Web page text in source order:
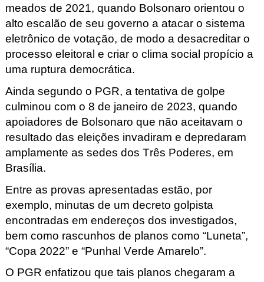
meados de 2021, quando Bolsonaro orientou o
alto escalão de seu governo a atacar o sistema
eletrônico de votação, de modo a desacreditar o
processo eleitoral e criar o clima social propício a
uma ruptura democrática.
Ainda segundo o PGR, a tentativa de golpe
culminou com o 8 de janeiro de 2023, quando
apoiadores de Bolsonaro que não aceitavam o
resultado das eleições invadiram e depredaram
amplamente as sedes dos Três Poderes, em
Brasília.
Entre as provas apresentadas estão, por
exemplo, minutas de um decreto golpista
encontradas em endereços dos investigados,
bem como rascunhos de planos como “Luneta”,
“Copa 2022” e “Punhal Verde Amarelo”.
O PGR enfatizou que tais planos chegaram a